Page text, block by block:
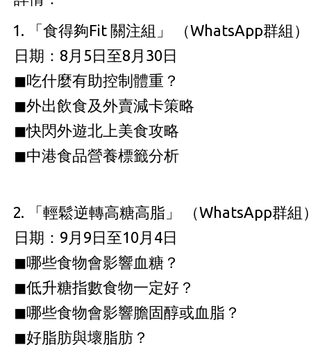
「食得夠Fit 關注組」 （WhatsApp群組）
日期：8月5日至8月30日
◼吃什麼有助控制體重？
◼外出飲食及外賣減卡策略
◼快閃外遊北上美食攻略
◼中港食品營養標籤分析
「輕鬆逆轉高糖高脂」 （WhatsApp群組
日期：9月9日至10月4日
◼哪些食物會影響血糖？
◼低升糖指數食物一定好？
◼哪些食物會影響膽固醇或血脂？
◼好脂肪與壞脂肪？